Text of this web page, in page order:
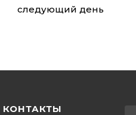
следующий день
КОНТАКТЫ